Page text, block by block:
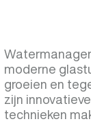
moderne
groeien en
zijn
technieken